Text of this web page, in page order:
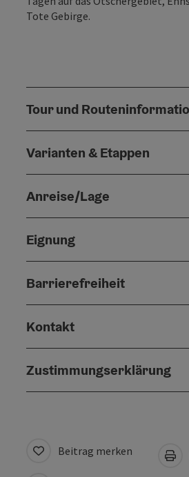
Tote Gebirge.
Tour und
Varianten & Etappen
Anreise/Lage
Eignung
Barrierefreiheit
Kontakt
Zustimmungserklärung
Beitrag merken